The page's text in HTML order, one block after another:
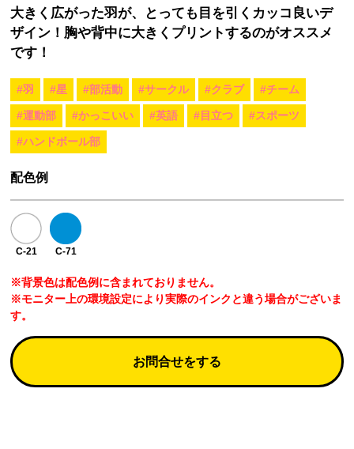
大きく広がった羽が、とっても目を引くカッコ良いデ
ザイン！胸や背中に大きくプリントするのがオススメ
です！
#羽 #星 #部活動 #サークル #クラブ #チーム
#運動部 #かっこいい #英語 #目立つ #スポーツ
#ハンドボール部
配色例
C-21 C-71
※背景色は配色例に含まれておりません。
※モニター上の環境設定により実際のインクと違う場合がございま
す。
お問合せをする